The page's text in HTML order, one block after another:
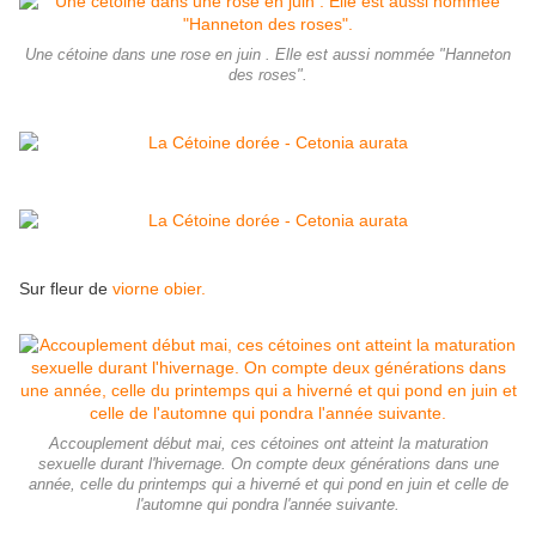
Une cétoine dans une rose en juin . Elle est aussi nommée "Hanneton
des roses".
Sur fleur de viorne obier.
Accouplement début mai, ces cétoines ont atteint la maturation
sexuelle durant l'hivernage. On compte deux générations dans une
année, celle du printemps qui a hiverné et qui pond en juin et celle de
l'automne qui pondra l'année suivante.